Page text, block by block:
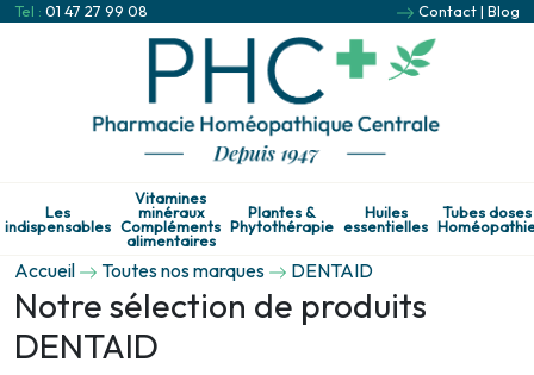
Tel : 01 47 27 99 08 Contact| Blog
Les
indispensables
Vitamines
minéraux
Compléments
alimentaires
Plantes &
Phytothérapie
Huiles
essentielles
Tubes doses
Accueil Toutes nos marques DENTAID
Notre sélection de produits
DENTAID